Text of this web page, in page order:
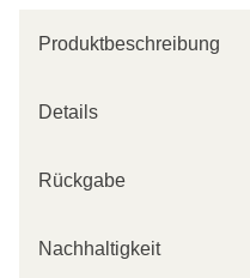
Produktbeschreibung
Details
Rückgabe
Nachhaltigkeit